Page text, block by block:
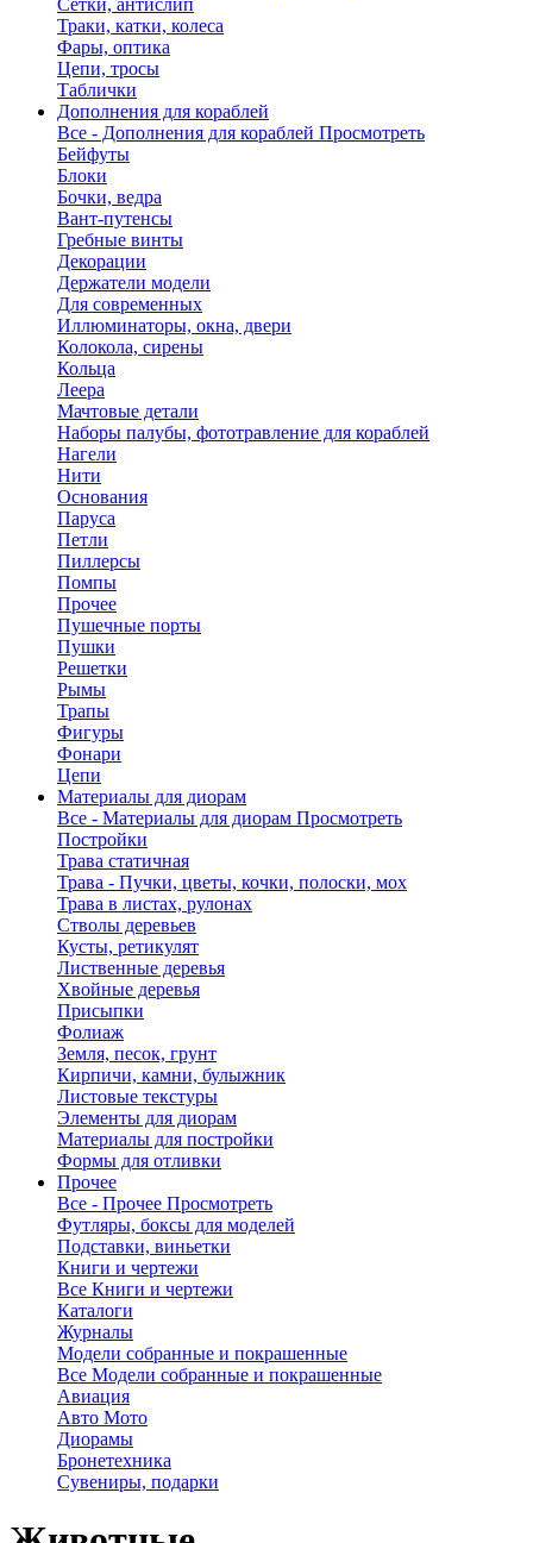
Сетки, антислип
Траки, катки, колеса
Фары, оптика
Цепи, тросы
Таблички
Дополнения для кораблей
Все - Дополнения для кораблей Просмотреть
Бейфуты
Блоки
Бочки, ведра
Вант-путенсы
Гребные винты
Декорации
Держатели модели
Для современных
Иллюминаторы, окна, двери
Колокола, сирены
Кольца
Леера
Мачтовые детали
Наборы палубы, фототравление для кораблей
Нагели
Нити
Основания
Паруса
Петли
Пиллерсы
Помпы
Прочее
Пушечные порты
Пушки
Решетки
Рымы
Трапы
Фигуры
Фонари
Цепи
Материалы для диорам
Все - Материалы для диорам Просмотреть
Постройки
Трава статичная
Трава - Пучки, цветы, кочки, полоски, мох
Трава в листах, рулонах
Стволы деревьев
Кусты, ретикулят
Лиственные деревья
Хвойные деревья
Присыпки
Фолиаж
Земля, песок, грунт
Кирпичи, камни, булыжник
Листовые текстуры
Элементы для диорам
Материалы для постройки
Формы для отливки
Прочее
Все - Прочее Просмотреть
Футляры, боксы для моделей
Подставки, виньетки
Книги и чертежи
Все Книги и чертежи
Каталоги
Журналы
Модели собранные и покрашенные
Все Модели собранные и покрашенные
Авиация
Авто Мото
Диорамы
Бронетехника
Сувениры, подарки